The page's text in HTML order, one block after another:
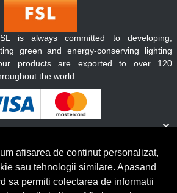
is always committed to developing,
green and energy-conserving lighting
products are exported to over 120
the world.
afisarea de continut personalizat,
sau tehnologii similare. Apasand
sa permiti colectarea de informatii